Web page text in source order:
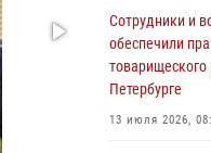
охраны
06 августа 2026,
В Брянске
Росгвардии
Сотрудники и
обеспечили
товарищеского
Петербурге
13 июля 2026,